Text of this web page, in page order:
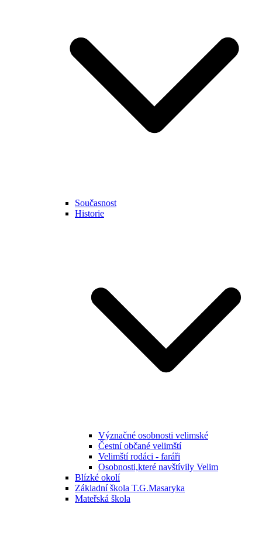
Současnost
Historie
Význačné osobnosti velimské
Čestní občané velimští
Velimští rodáci - faráři
Osobnosti,které navštívily Velim
Blízké okolí
Základní škola T.G.Masaryka
Mateřská škola